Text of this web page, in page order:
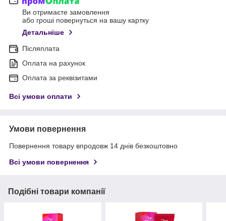
Ви отримаєте замовлення
або гроші повернуться на вашу картку
Детальніше
Післяплата
Оплата на рахунок
Оплата за реквізитами
Всі умови оплати
Умови повернення
Повернення товару впродовж 14 днів безкоштовно
Всі умови повернення
Подібні товари компанії